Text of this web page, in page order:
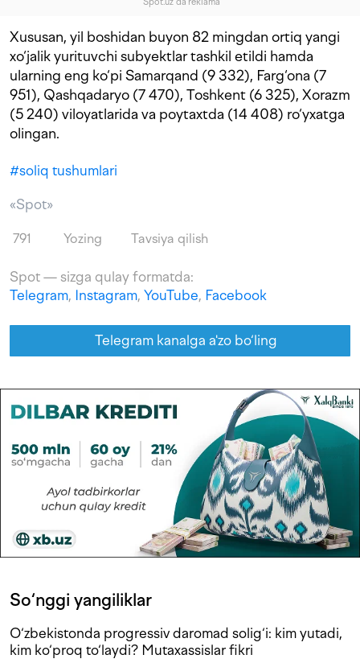
"Spot.uz"da reklama
Xususan, yil boshidan buyon 82 mingdan ortiq yangi
xo‘jalik yurituvchi subyektlar tashkil etildi hamda
ularning eng ko‘pi Samarqand (9 332), Farg‘ona (7
951), Qashqadaryo (7 470), Toshkent (6 325), Xorazm
(5 240) viloyatlarida va poytaxtda (14 408) ro‘yxatga
olingan.
#soliq tushumlari
«Spot»
791 Yozing Tavsiya qilish
Spot — sizga qulay formatda:
Telegram, Instagram, YouTube, Facebook
Telegram kanalga a'zo bo‘ling
So‘nggi yangiliklar
O‘zbekistonda progressiv daromad solig‘i: kim yutadi,
kim ko‘proq to‘laydi? Mutaxassislar fikri